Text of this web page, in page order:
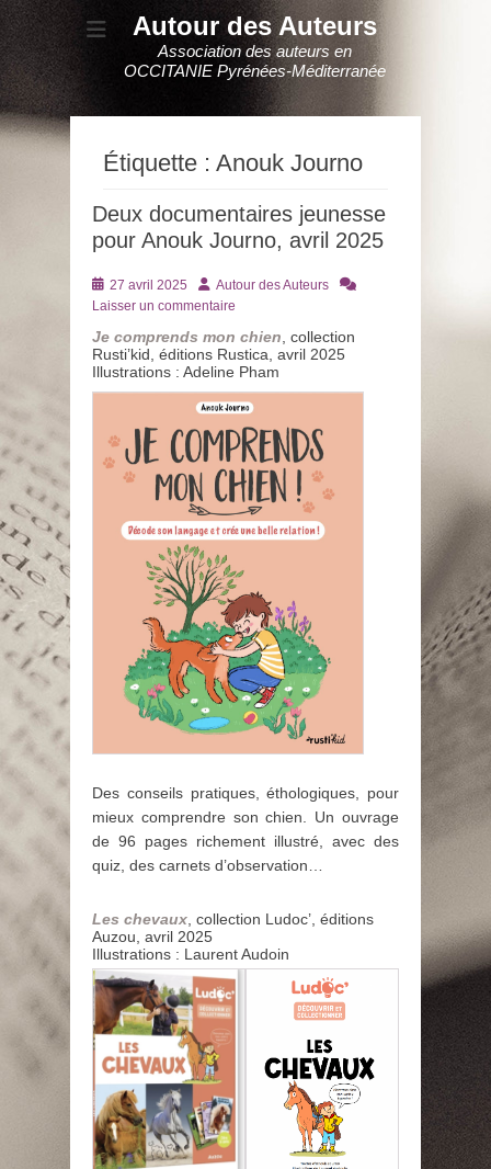
Autour des Auteurs
Association des auteurs en
OCCITANIE Pyrénées-Méditerranée
Étiquette : Anouk Journo
Deux documentaires jeunesse
pour Anouk Journo, avril 2025
Posté
le
27 avril 2025 AuteurAutour des Auteurs
Laisser un commentaire
Je comprends mon chien , collection
Rusti’kid, éditions Rustica, avril 2025
Illustrations : Adeline Pham
Des conseils pratiques, éthologiques, pour
mieux comprendre son chien. Un ouvrage
de 96 pages richement illustré, avec des
quiz, des carnets d’observation…
Les chevaux , collection Ludoc’, éditions
Auzou, avril 2025
Illustrations : Laurent Audoin